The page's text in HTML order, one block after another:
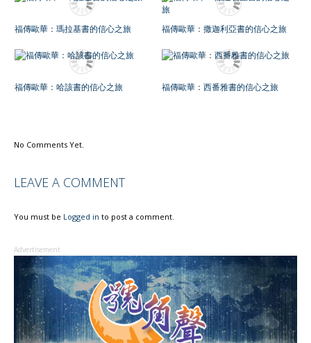
福傳歐華：瑪拉基書的信心之旅 福傳歐華：撒迦利亞書的信心之旅
福傳歐華：哈該書的信心之旅 福傳歐華：西番雅書的信心之旅
No Comments Yet.
LEAVE A COMMENT
You must be Logged in to post a comment.
Advertisement